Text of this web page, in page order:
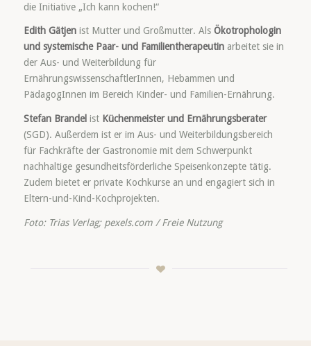
die Initiative „Ich kann kochen!“
Edith Gätjenist Mutter und Großmutter. Als Ökotrophologin
und systemische Paar- und Familientherapeutinarbeitet sie in
der Aus- und Weiterbildung für
ErnährungswissenschaftlerInnen, Hebammen und
PädagogInnen im Bereich Kinder- und Familien-Ernährung.
Stefan Brandel ist Küchenmeister und Ernährungsberater
(SGD). Außerdem ist er im Aus- und Weiterbildungsbereich
für Fachkräfte der Gastronomie mit dem Schwerpunkt
nachhaltige gesundheitsförderliche Speisenkonzepte tätig.
Zudem bietet er private Kochkurse an und engagiert sich in
Eltern-und-Kind-Kochprojekten.
Foto: Trias Verlag; pexels.com / Freie Nutzung